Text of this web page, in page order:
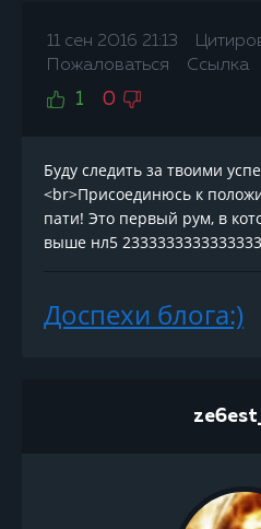
11 сен 2016 21:13
Пожаловаться
Ссылка
1 0
Буду следить за твоими
<br>Присоединюсь к
пати! Это первый рум, в
выше нл5
Доспехи блога:)